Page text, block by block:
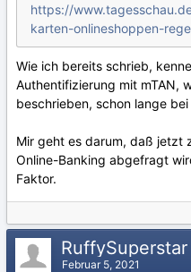
https://
karten-onlineshoppen-
Wie ich bereits schrieb,
Authentifizierung mit mTAN,
beschrieben, schon lange bei
Mir geht es darum, daß jetzt
Online-Banking abgefragt
Faktor.
RuffySuperstar
Februar 5, 2021